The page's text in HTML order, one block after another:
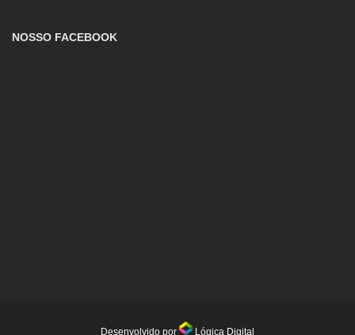
NOSSO FACEBOOK
Desenvolvido por Lógica Digital